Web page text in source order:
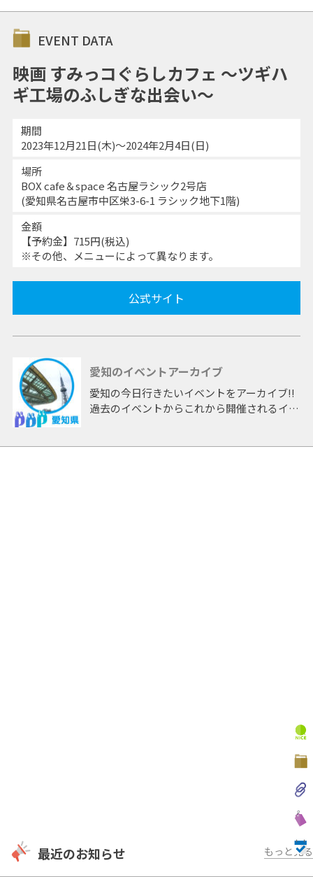
EVENT DATA
映画 すみっコぐらしカフェ ～ツギハ
ギ工場のふしぎな出会い～
期間
2023年12月21日(木)～2024年2月4日(日)
場所
BOX cafe＆space 名古屋ラシック2号店
(愛知県名古屋市中区栄3-6-1 ラシック地下1階)
金額
【予約金】715円(税込)
※その他、メニューによって異なります。
公式サイト
愛知のイベントアーカイブ
愛知の今日行きたいイベントをアーカイブ!!
過去のイベントからこれから開催されるイベ
最近のお知らせ もっと見る